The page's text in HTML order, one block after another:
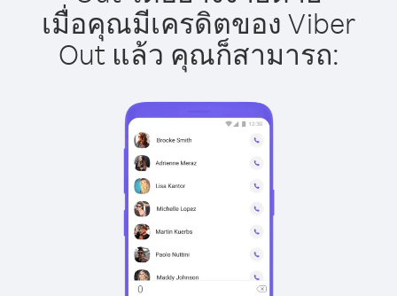
เมื่อคุณมีเครดิตของ Viber
Out แล้ว คุณก็สามารถ: